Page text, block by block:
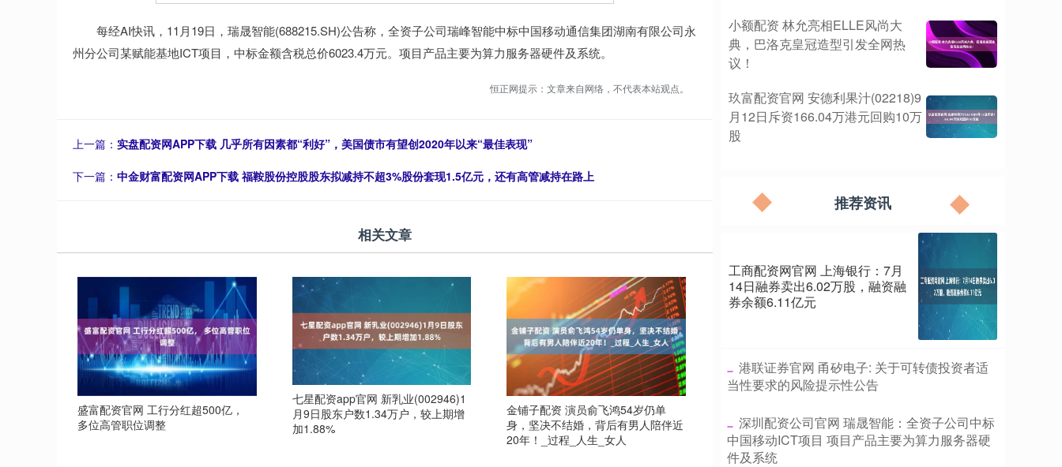
每经AI快讯，11月19日，瑞晟智能(688215.SH)公告称，全资子公司瑞峰智能中标中国移动通信集团湖南有限公司永
州分公司某赋能基地ICT项目，中标金额含税总价6023.4万元。项目产品主要为算力服务器硬件及系统。
恒正网提示：文章来自网络，不代表本站观点。
上一篇： 实盘配资网APP下载 几乎所有因素都“利好”，美国债市有望创2020年以来“最佳表现”
下一篇： 中金财富配资网APP下载 福鞍股份控股股东拟减持不超3%股份套现1.5亿元，还有高管减持在路上
相关文章
盛富配资官网 工行分红超500亿，
多位高管职位调整
七星配资app官网 新乳业(002946)1
月9日股东户数1.34万户，较上期增
加1.88%
金铺子配资 演员俞飞鸿54岁仍单
身，坚决不结婚，背后有男人陪伴近
20年！_过程_人生_女人
小额配资 林允亮相ELLE风尚大
典，巴洛克皇冠造型引发全网热
议！
玖富配资官网 安德利果汁(02218)9
月12日斥资166.04万港元回购10万
股
推荐资讯
工商配资网官网 上海银行：7月
14日融券卖出6.02万股，融资融
券余额6.11亿元
​港联证券官网 甬矽电子: 关于可转债投资者适
当性要求的风险提示性公告
​深圳配资公司官网 瑞晟智能：全资子公司中标
中国移动ICT项目 项目产品主要为算力服务器硬
件及系统